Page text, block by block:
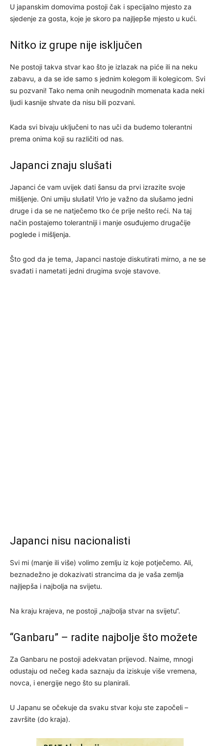
U japanskim domovima postoji čak i specijalno mjesto za
sjedenje za gosta, koje je skoro pa najljepše mjesto u kući.
Nitko iz grupe nije isključen
Ne postoji takva stvar kao što je izlazak na piće ili na neku
zabavu, a da se ide samo s jednim kolegom ili kolegicom. Svi
su pozvani! Tako nema onih neugodnih momenata kada neki
ljudi kasnije shvate da nisu bili pozvani.
Kada svi bivaju uključeni to nas uči da budemo tolerantni
prema onima koji su različiti od nas.
Japanci znaju slušati
Japanci će vam uvijek dati šansu da prvi izrazite svoje
mišljenje. Oni umiju slušati! Vrlo je važno da slušamo jedni
druge i da se ne natječemo tko će prije nešto reći. Na taj
način postajemo tolerantniji i manje osuđujemo drugačije
poglede i mišljenja.
Što god da je tema, Japanci nastoje diskutirati mirno, a ne se
svađati i nametati jedni drugima svoje stavove.
Japanci nisu nacionalisti
Svi mi (manje ili više) volimo zemlju iz koje potječemo. Ali,
beznadežno je dokazivati strancima da je vaša zemlja
najljepša i najbolja na svijetu.
Na kraju krajeva, ne postoji „najbolja stvar na svijetu“.
“Ganbaru” – radite najbolje što možete
Za Ganbaru ne postoji adekvatan prijevod. Naime, mnogi
odustaju od nečeg kada saznaju da iziskuje više vremena,
novca, i energije nego što su planirali.
U Japanu se očekuje da svaku stvar koju ste započeli –
završite (do kraja).